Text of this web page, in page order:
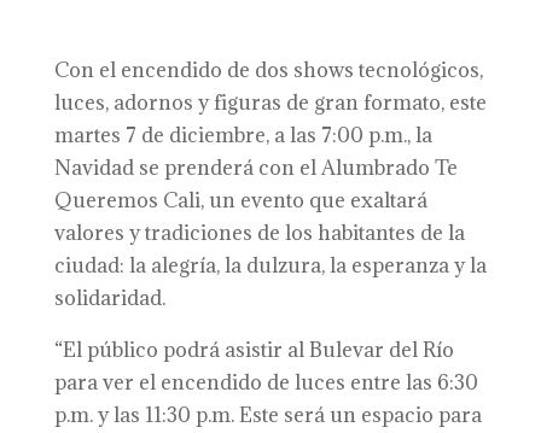
Con el encendido de dos shows tecnológicos,
luces, adornos y figuras de gran formato, este
martes 7 de diciembre, a las 7:00 p.m., la
Navidad se prenderá con el Alumbrado Te
Queremos Cali, un evento que exaltará
valores y tradiciones de los habitantes de la
ciudad: la alegría, la dulzura, la esperanza y la
solidaridad.
“El público podrá asistir al Bulevar del Río
para ver el encendido de luces entre las 6:30
p.m. y las 11:30 p.m. Este será un espacio para